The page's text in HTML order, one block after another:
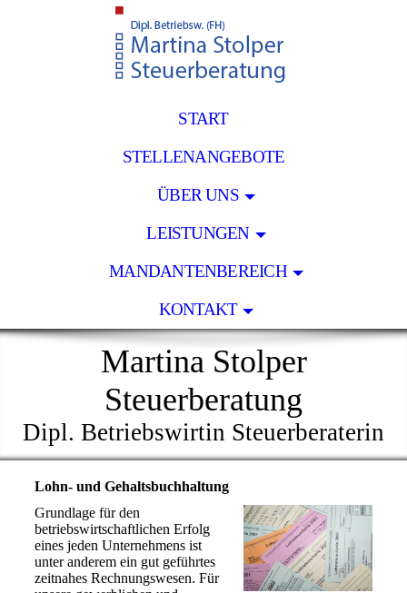
START
STELLENANGEBOTE
ÜBER UNS
LEISTUNGEN
MANDANTENBEREICH
KONTAKT
Martina Stolper
Steuerberatung
Dipl. Betriebswirtin Steuerberaterin
Lohn- und Gehaltsbuchhaltung
Grundlage für den
betriebswirtschaftlichen Erfolg
eines jeden Unternehmens ist
unter anderem ein gut geführtes
zeitnahes Rechnungswesen. Für